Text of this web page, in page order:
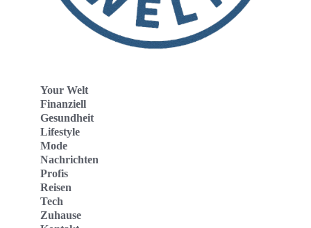
Your Welt
Finanziell
Gesundheit
Lifestyle
Mode
Nachrichten
Profis
Reisen
Tech
Zuhause